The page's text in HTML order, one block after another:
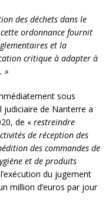
des déchets dans le
ordonnance fournit
et la
critique à adapter à
»
sous
judiciaire de Nanterre a
de « restreindre
de réception des
des commandes de
et de produits
du jugement
million d’euros par jour